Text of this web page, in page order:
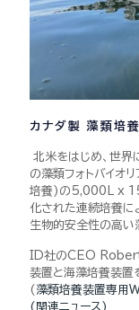
カナダ製 藻類培
北米をはじめ、世
の藻類フォトバイオ
培養)の5,000L x 15
化された連続培養に
生物的安全性の高い
ID社のCEO
装置と海藻培養装置
( 藻類培養装置専用
(関連ニュース)